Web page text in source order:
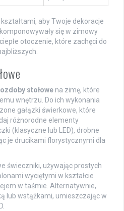
aby Twoje dekoracje
się w zimowy
otoczenie, które zachęci do
ozdoby stołowe na zimę, które
wnętrzu. Do ich wykonania
gałązki świerkowe, które
różnorodne elementy
(klasyczne lub LED), drobne
je drucikami florystycznymi dla
świeczniki, używając prostych
wyciętymi w kształcie
w taśmie. Alternatywnie,
lub wstążkami, umieszczając w